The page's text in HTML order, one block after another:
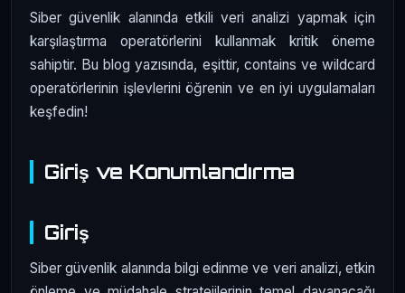
Siber güvenlik alanında etkili veri analizi yapmak için
karşılaştırma operatörlerini kullanmak kritik öneme
sahiptir. Bu blog yazısında, eşittir, contains ve wildcard
operatörlerinin işlevlerini öğrenin ve en iyi uygulamaları
keşfedin!
Giriş ve Konumlandırma
Giriş
Siber güvenlik alanında bilgi edinme ve veri analizi, etkin